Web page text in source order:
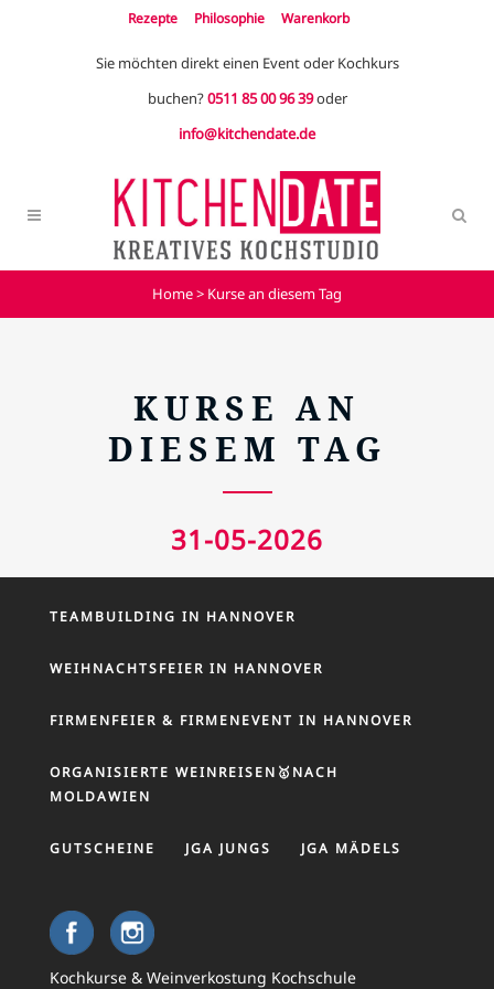
Rezepte Philosophie Warenkorb
Sie möchten direkt einen Event oder Kochkurs
buchen?0511 85 00 96 39oder
info@kitchendate.de
Home> Kurse an diesem Tag
KURSE AN
DIESEM TAG
31-05-2026
TEAMBUILDING IN HANNOVER
WEIHNACHTSFEIER IN HANNOVER
FIRMENFEIER & FIRMENEVENT IN HANNOVER
ORGANISIERTE WEINREISEN🥇NACH
MOLDAWIEN
GUTSCHEINE JGA JUNGS JGA MÄDELS
Kochkurse & Weinverkostung Kochschule